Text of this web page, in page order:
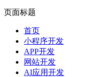
页面标题
首页
小程序开发
APP开发
网站开发
AI应用开发